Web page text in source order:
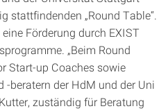
stattfindenden „Round Table“.
Förderung durch EXIST
„Beim Round
Start-up Coaches sowie
-beratern der HdM und der Uni
zuständig für Beratung